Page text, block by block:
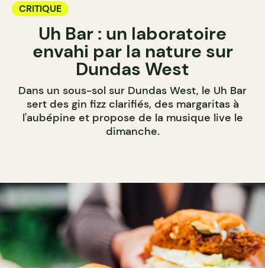
CRITIQUE
Uh Bar : un laboratoire
envahi par la nature sur
Dundas West
Dans un sous-sol sur Dundas West, le Uh Bar
sert des gin fizz clarifiés, des margaritas à
l'aubépine et propose de la musique live le
dimanche.